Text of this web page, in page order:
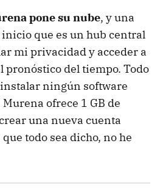
pone su nube, y una
que es un hub central
mi privacidad y acceder a
pronóstico del tiempo. Todo
ningún software
ofrece 1 GB de
una nueva cuenta
todo sea dicho, no he